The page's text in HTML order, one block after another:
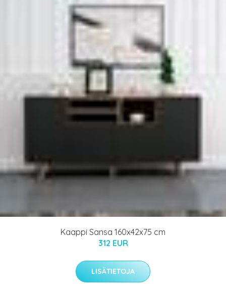
Kaappi Sansa 160x42x75 cm
312 EUR
LISÄTIETOJA